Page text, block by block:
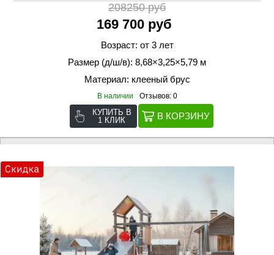
208250 руб
169 700 руб
Возраст: от 3 лет
Размер (д/ш/в): 8,68×3,25×5,79 м
Материал: клееный брус
В наличии Отзывов: 0
КУПИТЬ В
1 КЛИК